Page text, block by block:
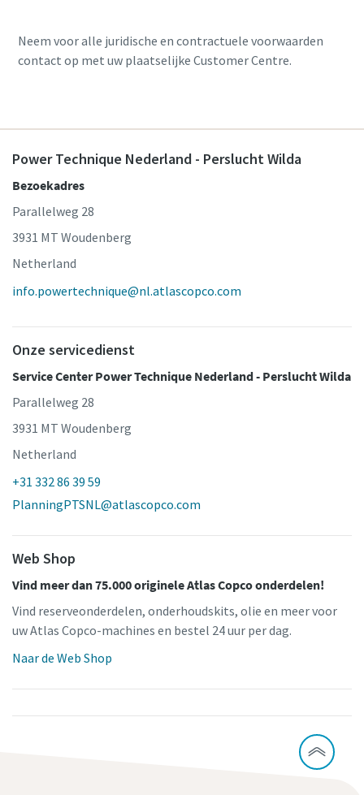
Neem voor alle juridische en contractuele voorwaarden
contact op met uw plaatselijke Customer Centre.
Power Technique Nederland - Perslucht Wilda
Bezoekadres
Parallelweg 28
3931 MT Woudenberg
Netherland
info.powertechnique@nl.atlascopco.com
Onze servicedienst
Service Center Power Technique Nederland - Perslucht Wilda
Parallelweg 28
3931 MT Woudenberg
Netherland
+31 332 86 39 59
PlanningPTSNL@atlascopco.com
Web Shop
Vind meer dan 75.000 originele Atlas Copco onderdelen!
Vind reserveonderdelen, onderhoudskits, olie en meer voor
uw Atlas Copco-machines en bestel 24 uur per dag.
Naar de Web Shop